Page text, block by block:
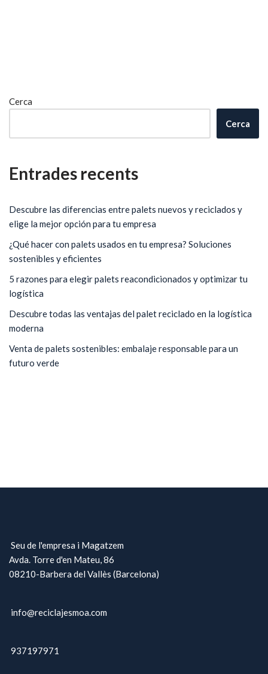
Cerca
Cerca
Entrades recents
Descubre las diferencias entre palets nuevos y reciclados y
elige la mejor opción para tu empresa
¿Qué hacer con palets usados en tu empresa? Soluciones
sostenibles y eficientes
5 razones para elegir palets reacondicionados y optimizar tu
logística
Descubre todas las ventajas del palet reciclado en la logística
moderna
Venta de palets sostenibles: embalaje responsable para un
futuro verde
Seu de l'empresa i Magatzem
Avda. Torre d'en Mateu, 86
08210-Barbera del Vallès (Barcelona)
info@reciclajesmoa.com
937197971